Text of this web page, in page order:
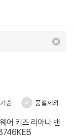
순 품절제외